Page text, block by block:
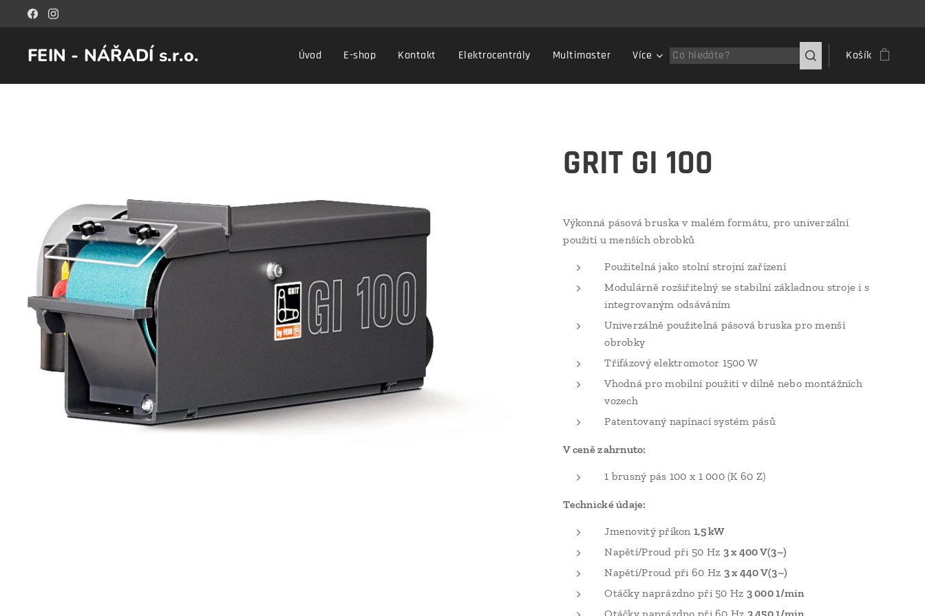
FEIN - NÁŘADÍ s.r.o. Úvod E-shop Kontakt Elektrocentrály Multimaster Více Košík
GRIT GI 100
Výkonná pásová bruska v malém formátu, pro univerzální
použití u menších obrobků
Použitelná jako stolní strojní zařízení
Modulárně rozšiřitelný se stabilní základnou stroje i s
integrovaným odsáváním
Univerzálně použitelná pásová bruska pro menší
obrobky
Třífázový elektromotor 1500 W
Vhodná pro mobilní použití v dílně nebo montážních
vozech
Patentovaný napínací systém pásů
V ceně zahrnuto:
1 brusný pás 100 x 1 000 (K 60 Z)
Technické údaje:
Jmenovitý příkon 1,5 kW
Napětí/Proud při 50 Hz 3 x 400 V(3~)
Napětí/Proud při 60 Hz 3 x 440 V(3~)
Otáčky naprázdno při 50 Hz 3 000 1/min